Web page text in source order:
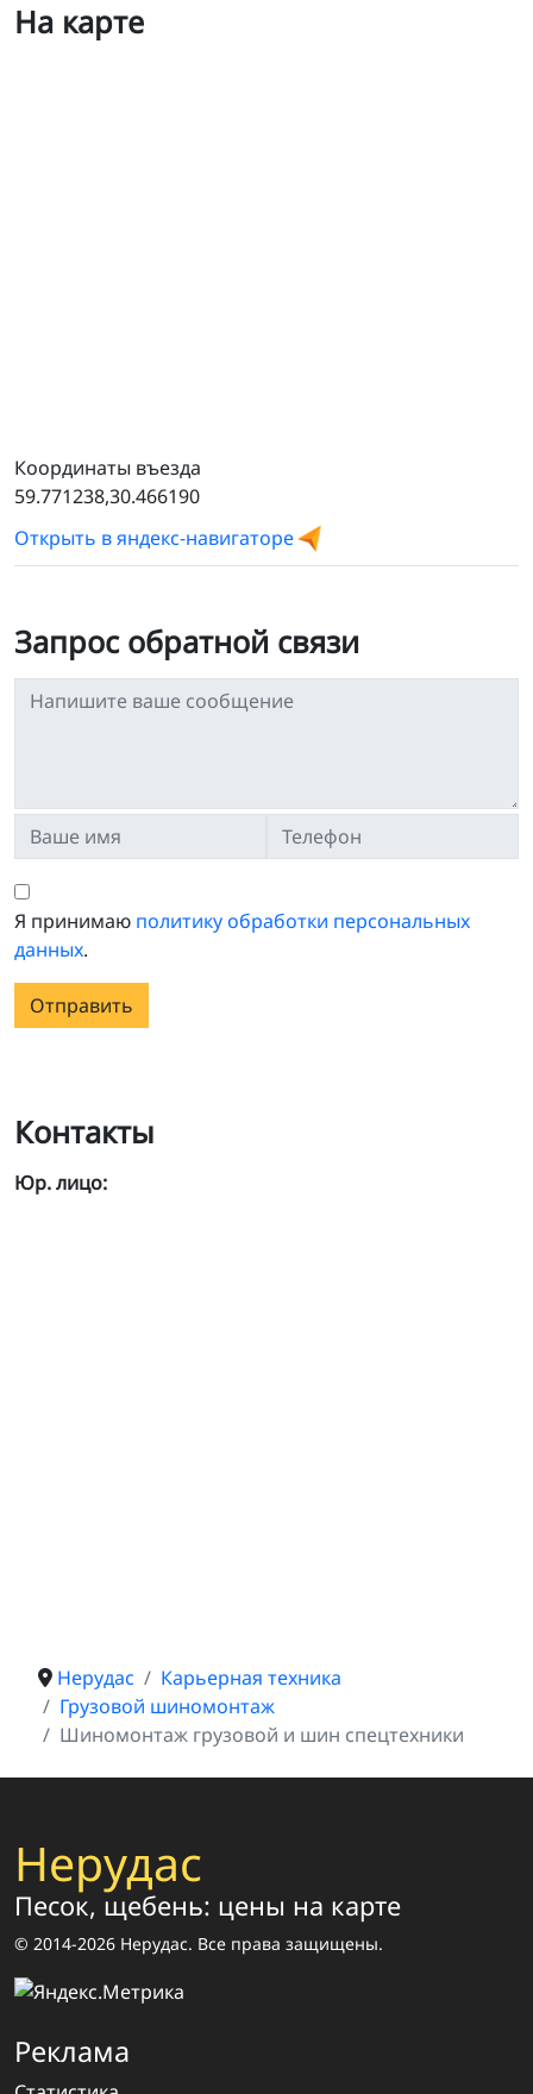
На карте
Координаты въезда
59.771238,30.466190
Открыть в яндекс-навигаторе
Запрос обратной связи
Я принимаю политику обработки персональных
данных.
Отправить
Контакты
Юр. лицо:
Нерудас
Карьерная техника
Грузовой шиномонтаж
Шиномонтаж грузовой и шин спецтехники
Нерудас
Песок, щебень: цены на карте
© 2014-2026 Нерудас. Все права защищены.
Реклама